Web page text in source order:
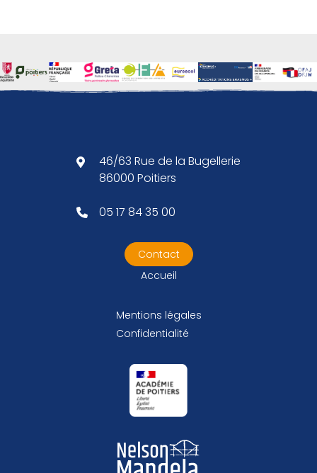
46/63 Rue de la Bugellerie
86000 Poitiers
05 17 84 35 00
Contact
Accueil
Mentions légales
Confidentialité